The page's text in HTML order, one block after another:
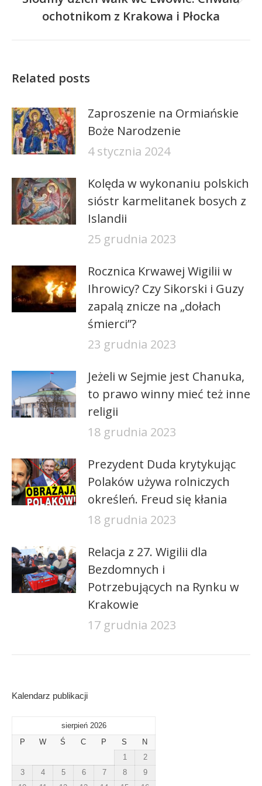
Następny
wpis:
ochotnikom z Krakowa i Płocka
Related posts
Zaproszenie na Ormiańskie
Boże Narodzenie
4 stycznia 2024
Kolęda w wykonaniu polskich
sióstr karmelitanek bosych z
Islandii
25 grudnia 2023
Rocznica Krwawej Wigilii w
Ihrowicy? Czy Sikorski i Guzy
zapalą znicze na „dołach
śmierci”?
23 grudnia 2023
Jeżeli w Sejmie jest Chanuka,
to prawo winny mieć też inne
religii
18 grudnia 2023
Prezydent Duda krytykując
Polaków używa rolniczych
określeń. Freud się kłania
18 grudnia 2023
Relacja z 27. Wigilii dla
Bezdomnych i
Potrzebujących na Rynku w
Krakowie
17 grudnia 2023
Kalendarz publikacji
sierpień 2026
P
W Ś C P S
N
1
2
3
4 5 6 7 8
9